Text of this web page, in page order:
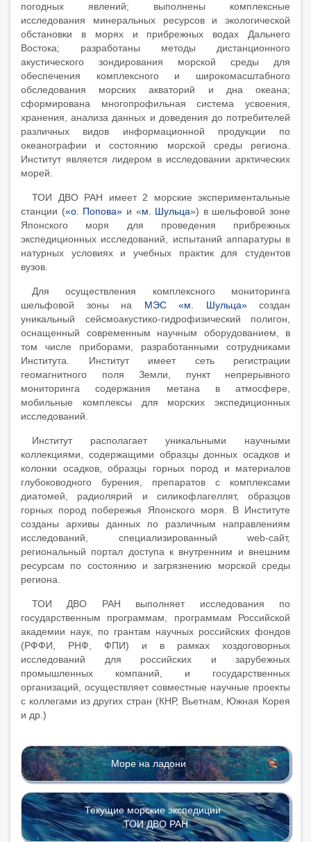
погодных явлений; выполнены комплексные
исследования минеральных ресурсов и экологической
обстановки в морях и прибрежных водах Дальнего
Востока; разработаны методы дистанционного
акустического зондирования морской среды для
обеспечения комплексного и широкомасштабного
обследования морских акваторий и дна океана;
сформирована многопрофильная система усвоения,
хранения, анализа данных и доведения до потребителей
различных видов информационной продукции по
океанографии и состоянию морской среды региона.
Институт является лидером в исследовании арктических
морей.
ТОИ ДВО РАН имеет 2 морские экспериментальные
станции («о. Попова» и «м. Шульца») в шельфовой зоне
Японского моря для проведения прибрежных
экспедиционных исследований, испытаний аппаратуры в
натурных условиях и учебных практик для студентов
вузов.
Для осуществления комплексного мониторинга
шельфовой зоны на МЭС «м. Шульца»создан
уникальный сейсмоакустико-гидрофизический полигон,
оснащенный современным научным оборудованием, в
том числе приборами, разработанными сотрудниками
Института. Институт имеет сеть регистрации
геомагнитного поля Земли, пункт непрерывного
мониторинга содержания метана в атмосфере,
мобильные комплексы для морских экспедиционных
исследований.
Институт располагает уникальными научными
коллекциями, содержащими образцы донных осадков и
колонки осадков, образцы горных пород и материалов
глубоководного бурения, препаратов с комплексами
диатомей, радиолярий и силикофлагеллят, образцов
горных пород побережья Японского моря. В Институте
созданы архивы данных по различным направлениям
исследований, специализированный web-сайт,
региональный портал доступа к внутренним и внешним
ресурсам по состоянию и загрязнению морской среды
региона.
ТОИ ДВО РАН выполняет исследования по
государственным программам, программам Российской
академии наук, по грантам научных российских фондов
(РФФИ, РНФ, ФПИ) и в рамках хоздоговорных
исследований для российских и зарубежных
промышленных компаний, и государственных
организаций, осуществляет совместные научные проекты
с коллегами из других стран (КНР, Вьетнам, Южная Корея
и др.)
Море на ладони
Текущие морские экспедиции
ТОИ ДВО РАН